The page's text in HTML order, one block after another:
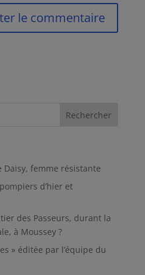
Daisy, femme résistante
d’hier et
des Passeurs, durant la
à Moussey ?
» éditée par l’équipe du